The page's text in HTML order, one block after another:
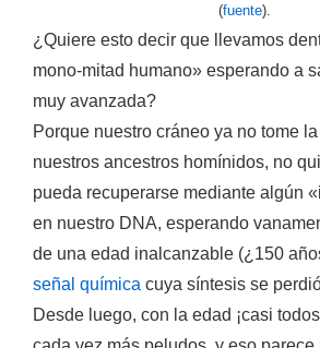
(fuente).
¿Quiere esto decir que llevamos
mono-mitad humano» esperando a
muy avanzada?
Porque nuestro cráneo ya no tome
nuestros ancestros homínidos, no
pueda recuperarse mediante algún
en nuestro DNA, esperando
de una edad inalcanzable (¿150
señal química cuya síntesis se
Desde luego, con la edad ¡casi